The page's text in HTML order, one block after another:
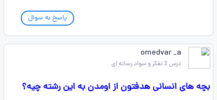
پاسخ به سوال
omedvar _a
درس 2 تفکر و سواد رسانه ای
بچه های انسانی هدفتون از اومدن به این رشته چیه؟